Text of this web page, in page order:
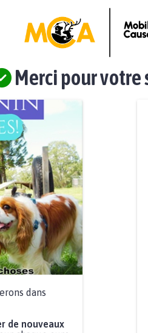
Merci pour votre
dans
de nouveaux